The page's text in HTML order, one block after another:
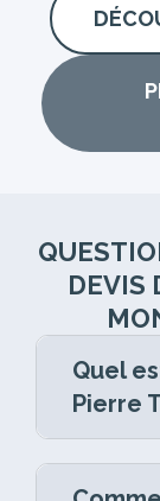
DEVIS
Quel
Pierre